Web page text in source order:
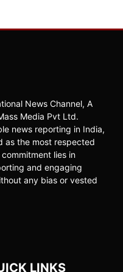
News Channel, A
Media Pvt Ltd.
news reporting in India,
as the most respected
lies in
and engaging
any bias or vested
LINKS